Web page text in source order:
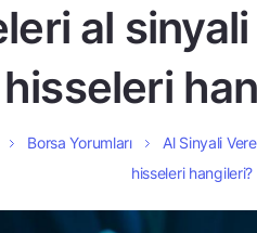
al
hisseleri
Borsa Yorumları Al Sinyali
hisseleri hangileri?